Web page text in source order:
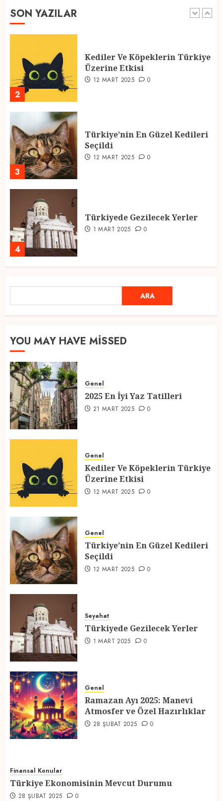
SON YAZILAR
1
2
Kediler Ve Köpeklerin Türkiye
Üzerine Etkisi
12 MART 2025 0
3
Türkiye’nin En Güzel Kedileri
Seçildi
12 MART 2025 0
4
Türkiyede Gezilecek Yerler
1 MART 2025 0
Ramazan Ayı 2025: Manevi
Atmosfer ve Özel Hazırlıklar
1
21 MART 2025
2
Üzerine Etkisi
12 MART 2025 0
3
Seçildi
12 MART 2025 0
4
1 MART 2025
5
Atmosfer ve Özel Hazırlıklar
28 ŞUBAT 2025 0
ARA
YOU MAY HAVE MISSED
Genel
2025 En İyi Yaz Tatilleri
21 MART 2025 0
Genel
Kediler Ve Köpeklerin Türkiye
Üzerine Etkisi
12 MART 2025 0
Genel
Türkiye’nin En Güzel Kedileri
Seçildi
12 MART 2025 0
Seyahat
Türkiyede Gezilecek Yerler
1 MART 2025 0
Genel
Ramazan Ayı 2025: Manevi
Atmosfer ve Özel Hazırlıklar
28 ŞUBAT 2025 0
Finansal Konular
Türkiye Ekonomisinin Mevcut Durumu
28 ŞUBAT 2025 0